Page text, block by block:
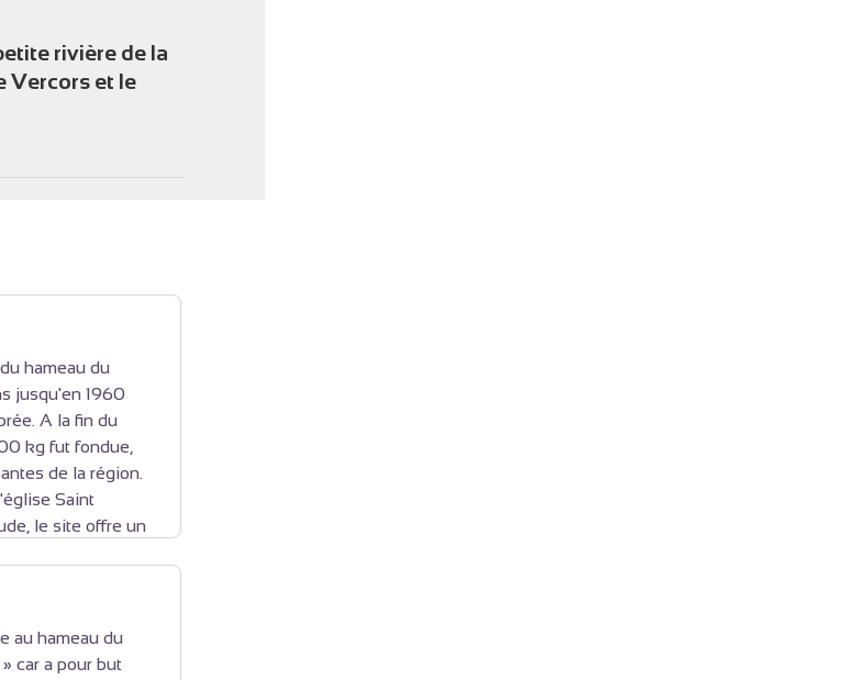
rivière de la
Vercors et le
hameau du
jusqu'en 1960
A la fin du
kg fut fondue,
de la région.
Saint
le site offre un
une
au hameau du
car a pour but